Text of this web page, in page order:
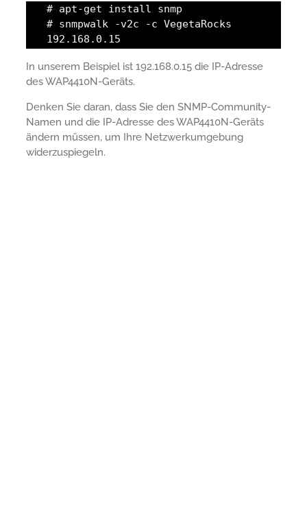
# apt-get install snmp
# snmpwalk -v2c -c VegetaRocks
192.168.0.15
In unserem Beispiel ist 192.168.0.15 die IP-Adresse
des WAP4410N-Geräts.
Denken Sie daran, dass Sie den SNMP-Community-
Namen und die IP-Adresse des WAP4410N-Geräts
ändern müssen, um Ihre Netzwerkumgebung
widerzuspiegeln.